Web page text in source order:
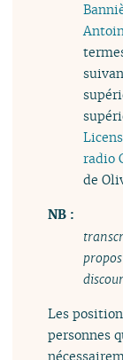
radio
de
NB :
Les
personnes